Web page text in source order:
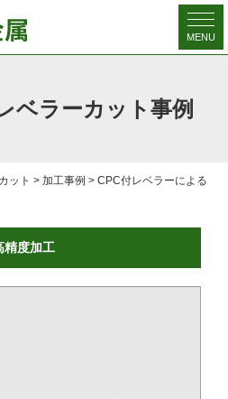
MENU
ベラーカット事例
ット > 加工事例 > CPC付レベラーによる
精度加工